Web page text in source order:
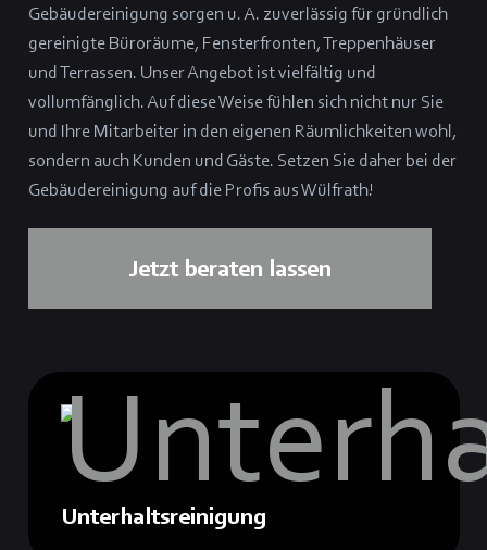
Gebäudereinigung sorgen u. A. zuverlässig für gründlich
gereinigte Büroräume, Fensterfronten, Treppenhäuser
und Terrassen. Unser Angebot ist vielfältig und
vollumfänglich. Auf diese Weise fühlen sich nicht nur Sie
und Ihre Mitarbeiter in den eigenen Räumlichkeiten wohl,
sondern auch Kunden und Gäste. Setzen Sie daher bei der
Gebäudereinigung auf die Profis aus Wülfrath!
Jetzt beraten lassen
Unterhaltsreinigung